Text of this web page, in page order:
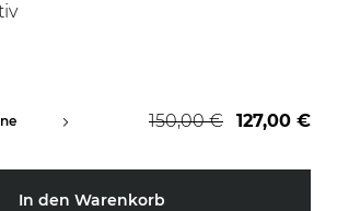
Professional
150,00 € 127,00 €
In den Warenkorb